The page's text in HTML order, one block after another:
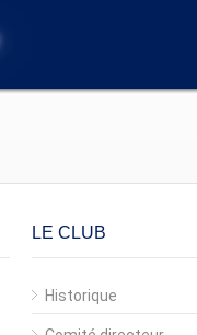
LE CLUB
Historique